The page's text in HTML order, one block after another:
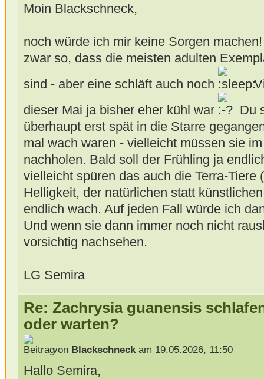
Moin Blackschneck,
noch würde ich mir keine Sorgen
zwar so, dass die meisten adulten
sind - aber eine schläft auch noch
dieser Mai ja bisher eher kühl war
Du
überhaupt erst spät in die Starre
mal wach waren - vielleicht müssen sie
nachholen. Bald soll der Frühling ja
vielleicht spüren das auch die Terra-Tiere
Helligkeit, der natürlichen statt
endlich wach. Auf jeden Fall würde ich
Und wenn sie dann immer noch nicht
vorsichtig nachsehen.
LG Semira
Re: Zachrysia guanensis
oder warten?
von Blackschneckam 19.05.2026, 11:50
Hallo Semira,